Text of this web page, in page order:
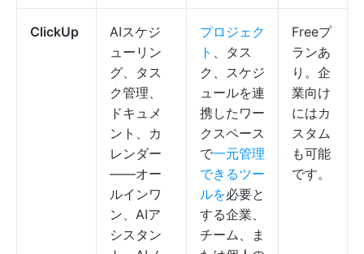
ClickUp
AIスケジ
ューリン
グ、タス
ク管理、
ドキュメ
ント、カ
レンダー
——オー
ルインワ
ン、AIア
シスタン
プロジェク
ト 、タス
ク、スケジ
ュールを連
携したワー
クスペース
で一元管理
できるツー
ルを必要と
する企業、
チーム、ま
Freeプ
ランあ
り。企
業向け
にはカ
スタム
も可能
です。